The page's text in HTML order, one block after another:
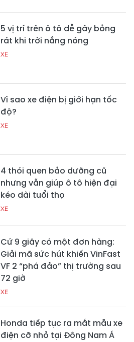
5 vị trí trên ô tô dễ gây bỏng
rát khi trời nắng nóng
XE
Vì sao xe điện bị giới hạn tốc
độ?
XE
4 thói quen bảo dưỡng cũ
nhưng vẫn giúp ô tô hiện đại
kéo dài tuổi thọ
XE
Cứ 9 giây có một đơn hàng:
Giải mã sức hút khiến VinFast
VF 2 “phá đảo” thị trường sau
72 giờ
XE
Honda tiếp tục ra mắt mẫu xe
điện cỡ nhỏ tại Đông Nam Á